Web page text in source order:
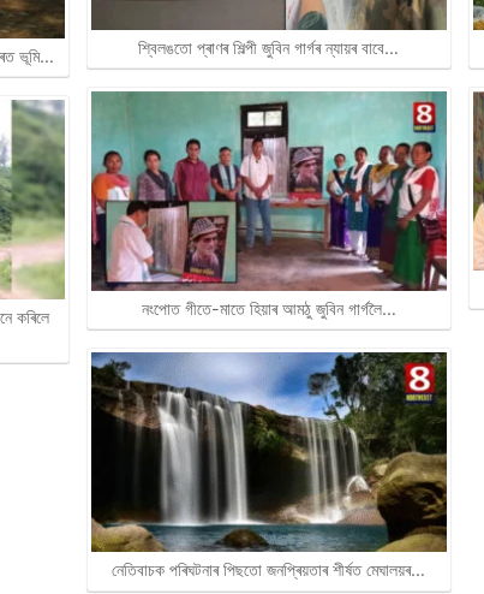
ভূমি…
কৰিলে
শ্বিলঙতো প্ৰাণৰ শিল্পী জুবিন গাৰ্গৰ ন্যায়ৰ বাবে…
নংপোত গীতে-মাতে হিয়াৰ আমঠু জুবিন গাৰ্গলৈ…
নেতিবাচক পৰিঘটনাৰ পিছতো জনপ্ৰিয়তাৰ শীৰ্ষত মেঘালয়ৰ…